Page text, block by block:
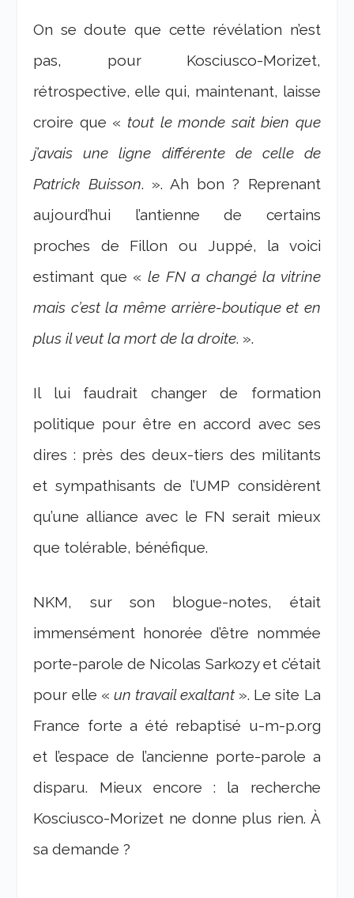
On se doute que cette révélation n’est
pas, pour Kosciusco-Morizet,
rétrospective, elle qui, maintenant, laisse
croire que « tout le monde sait bien que
j’avais une ligne différente de celle de
Patrick Buisson. ». Ah bon ? Reprenant
aujourd’hui l’antienne de certains
proches de Fillon ou Juppé, la voici
estimant que « le FN a changé la vitrine
mais c’est la même arrière-boutique et en
plus il veut la mort de la droite. ».
Il lui faudrait changer de formation
politique pour être en accord avec ses
dires : près des deux-tiers des militants
et sympathisants de l’UMP considèrent
qu’une alliance avec le FN serait mieux
que tolérable, bénéfique.
NKM, sur son blogue-notes, était
immensément honorée d’être nommée
porte-parole de Nicolas Sarkozy et c’était
pour elle « un travail exaltant ». Le site La
France forte a été rebaptisé u-m-p.org
et l’espace de l’ancienne porte-parole a
disparu. Mieux encore : la recherche
Kosciusco-Morizet ne donne plus rien. À
sa demande ?